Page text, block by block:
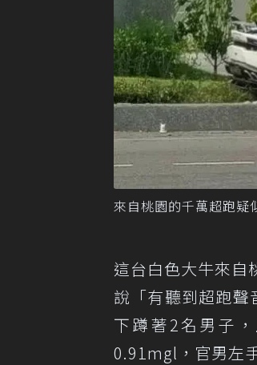
來自桃園的千萬超跑疑
這台白色大牛來自
說「有聽到超跑
下蹲著2名男子
0.91mgl，官男左